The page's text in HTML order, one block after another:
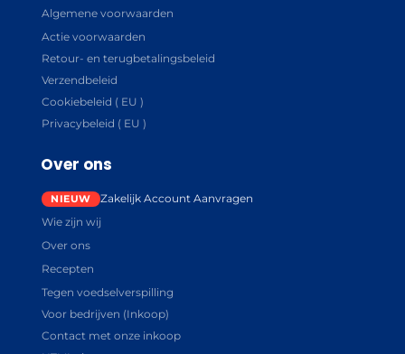
Algemene voorwaarden
Actie voorwaarden
Retour- en terugbetalingsbeleid
Verzendbeleid
Cookiebeleid ( EU )
Privacybeleid ( EU )
Over ons
Zakelijk Account Aanvragen
Wie zijn wij
Over ons
Recepten
Tegen voedselverspilling
Voor bedrijven (Inkoop)
Contact met onze inkoop